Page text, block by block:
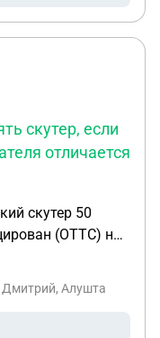
скутер, если
отличается
(ОТТС) на
VIN-код и
Соответственно
Алушта